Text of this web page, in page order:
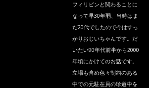
フィリピンと関わることに
なって早30年弱、当時はま
だ20代でしたので今はすっ
かりおじいちゃんです。だ
いたい90年代前半から2000
年頃にかけてのお話です。
立場も含め色々制約のある
中での元駐在員の珍道中を